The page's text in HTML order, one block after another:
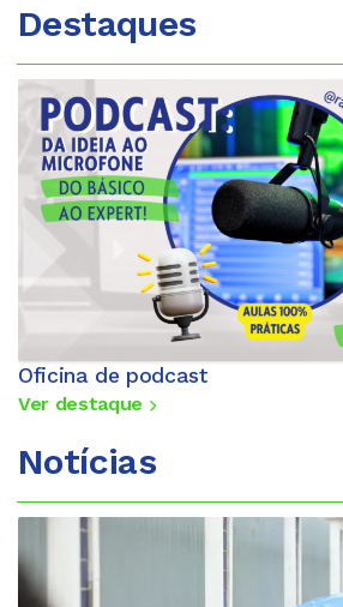
Destaques
Oficina de podcast
Ver destaque
Notícias